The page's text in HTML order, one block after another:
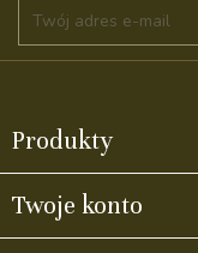
Produkty
Twoje konto